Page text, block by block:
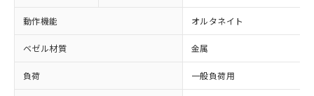
動作機能 オルタネイト
ベゼル材質 金属
負荷 一般負荷用